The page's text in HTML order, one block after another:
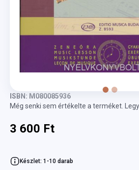
ISBN: M080085936
Még senki sem értékelte a terméket.
3 600 Ft
Készlet: 1-10 darab